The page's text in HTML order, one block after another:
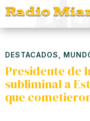
DESTACADOS
Presidente de
subliminal a
que